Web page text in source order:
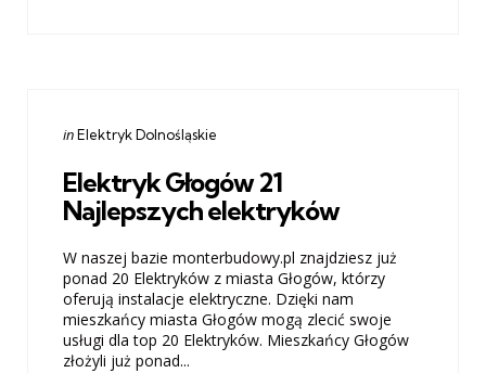
Categories
Posted
inElektryk Dolnośląskie
Elektryk Głogów 21
Najlepszych elektryków
W naszej bazie monterbudowy.pl znajdziesz już
ponad 20 Elektryków z miasta Głogów, którzy
oferują instalacje elektryczne. Dzięki nam
mieszkańcy miasta Głogów mogą zlecić swoje
usługi dla top 20 Elektryków. Mieszkańcy Głogów
złożyli już ponad...